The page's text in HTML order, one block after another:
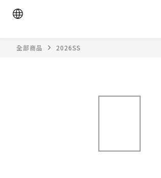
全部商品 2026SS